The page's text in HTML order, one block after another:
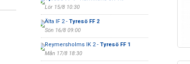
Lör 15/8 10:30
Älta IF 2 - Tyresö FF 2
Sön 16/8 09:00
Reymersholms IK 2 - Tyresö FF 1
Mån 17/8 18:30